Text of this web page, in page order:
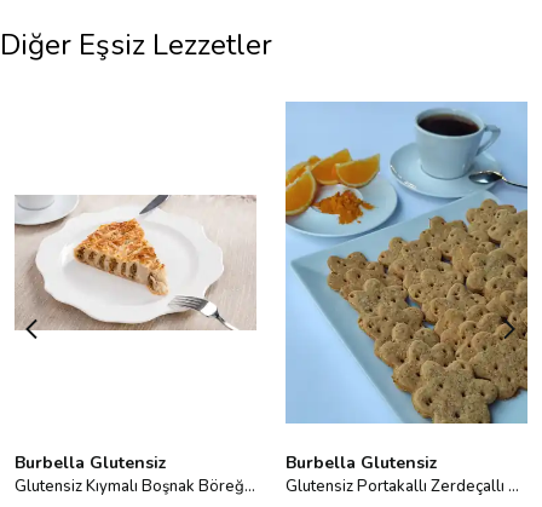
Diğer Eşsiz Lezzetler
Burbella Glutensiz
Glutensiz Kıymalı Boşnak Böreği 400 g
Burbella Glutensiz
Glutensiz Portakallı Zerdeçallı Bisküvi